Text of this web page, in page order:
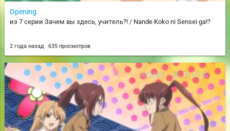
Opening
из 7 серии Зачем вы здесь, учитель?! / Nande Koko ni Sensei ga!?
2 года назад 635 просмотров